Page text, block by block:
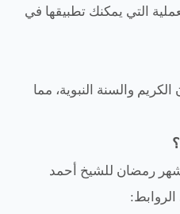
التي يمكنك تطبيقها في
والسنة النبوية، مما
رمضان للشيخ أحمد
الروابط: